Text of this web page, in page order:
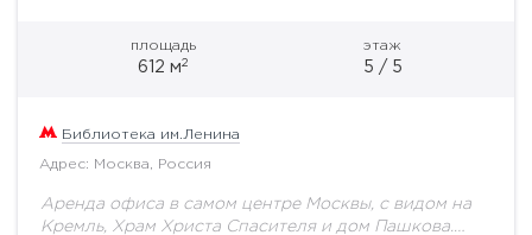
площадь
612 м2
этаж
5 / 5
Библиотека им.Ленина
Адрес: Москва, Россия
Аренда офиса в самом центре Москвы, с видом на
Кремль, Храм Христа Спасителя и дом Пашкова.